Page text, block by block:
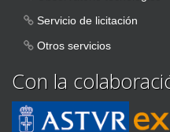
Servicio de licitación
Otros servicios
Con la